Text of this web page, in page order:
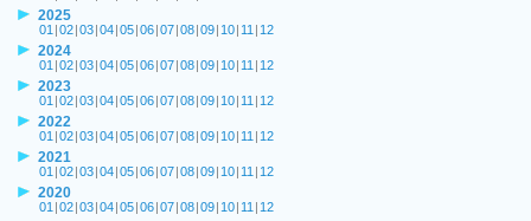
2025
01 |02|03|04|05|06|07|08|09| 10| 11 | 12
2024
01 |02|03|04|05|06|07|08|09| 10| 11 | 12
2023
01 |02|03|04|05|06|07|08|09| 10| 11 | 12
2022
01 |02|03|04|05|06|07|08|09| 10| 11 | 12
2021
01 |02|03|04|05|06|07|08|09| 10| 11 | 12
2020
01 |02|03|04|05|06|07|08|09| 10| 11 | 12